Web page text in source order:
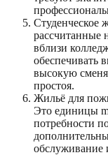
Студенческое
рассчитанные
вблизи
обеспечивать
высокую
простоя.
Жильё для
Это единицы
потребности
обслуживание